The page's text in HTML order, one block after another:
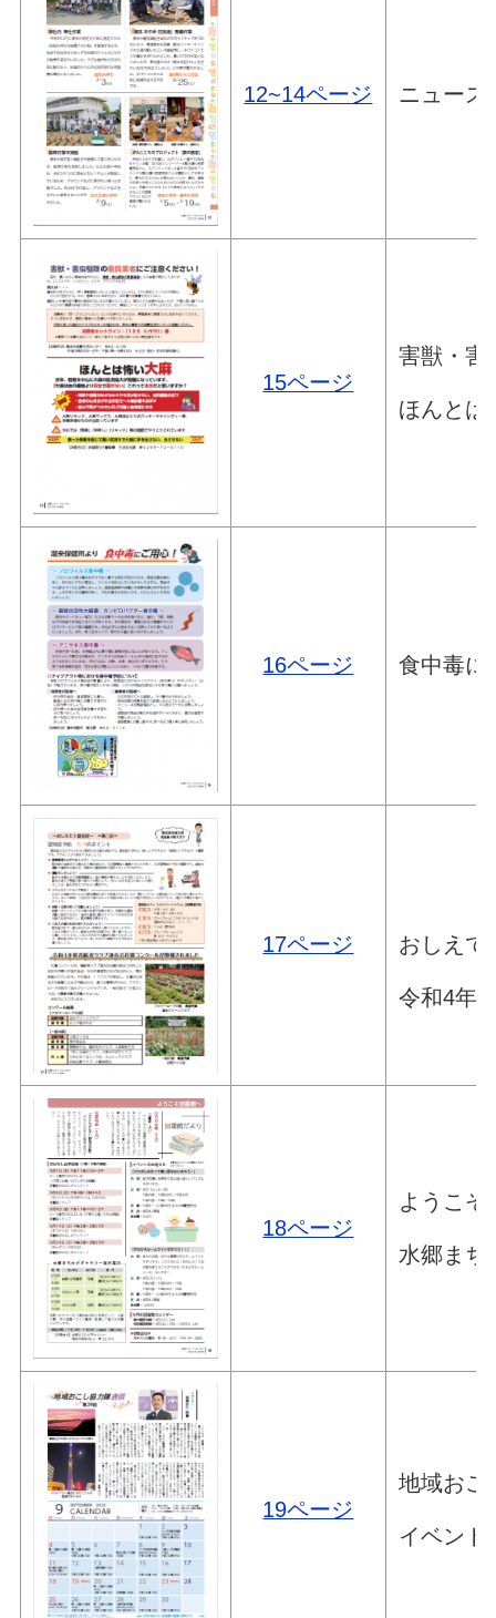
12~14ページ ニュース
15ページ
害獣・害
ほんとは
16ページ 食中毒に
17ページ おしえ
令和4年
18ページ
ようこそ
水郷まち
19ページ
地域おこ
イベント